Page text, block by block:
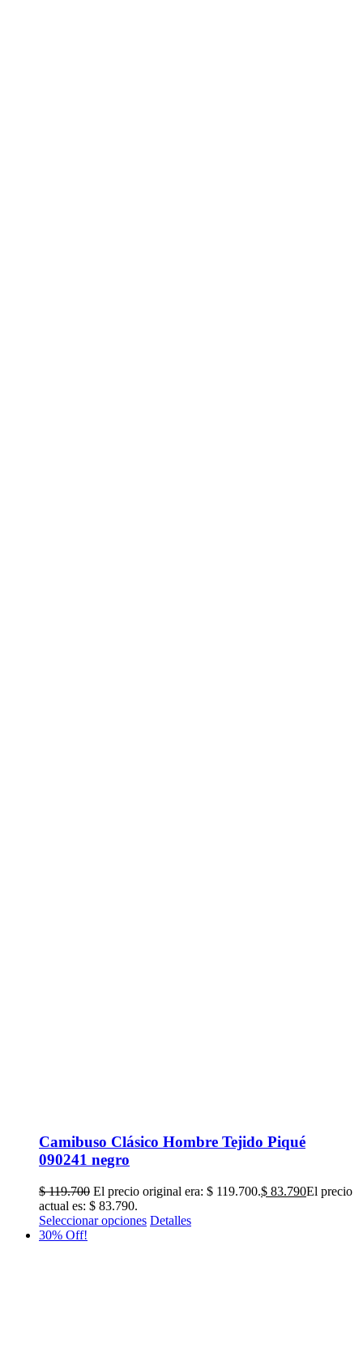
Camibuso Clásico Hombre Tejido Piqué
090241 negro
$119.700 El precio original era: $ 119.700.$ 83.790El precio
actual es: $ 83.790.
Seleccionar opciones Detalles
30% Off!